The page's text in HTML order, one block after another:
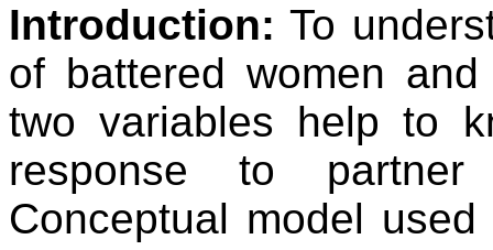
Introduction: To
of battered women
two variables help to
response to partner
Conceptual model